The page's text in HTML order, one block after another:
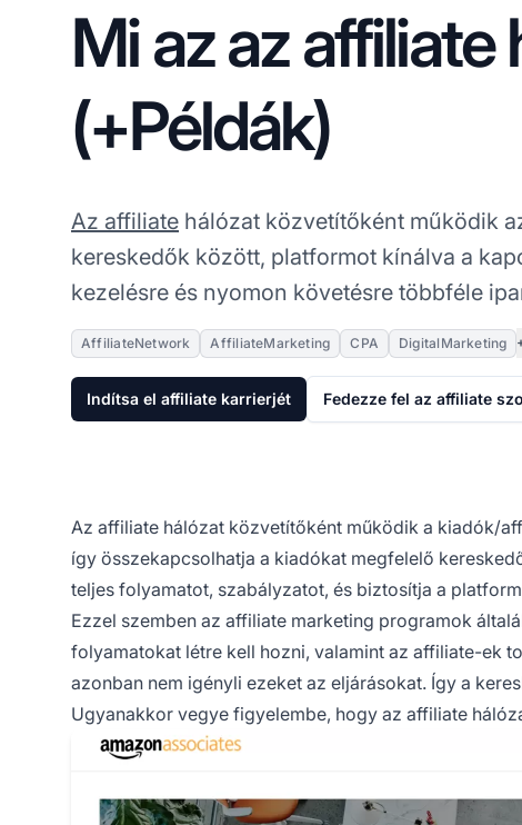
Mi az az affiliate
(+Példák)
Az affiliate hálózat közvetítőként működik
kereskedők között, platformot kínálva a
kezelésre és nyomon követésre többféle
AffiliateNetwork AffiliateMarketing CPA DigitalMarketing
Indítsa el affiliate karrierjét Fedezze fel az affiliate
Az affiliate hálózat közvetítőként működik a kiadók/
így összekapcsolhatja a kiadókat megfelelő
teljes folyamatot, szabályzatot, és biztosítja a
Ezzel szemben az affiliate marketing programok
folyamatokat létre kell hozni, valamint az affiliate-ek
azonban nem igényli ezeket az eljárásokat. Így a
Ugyanakkor vegye figyelembe, hogy az affiliate